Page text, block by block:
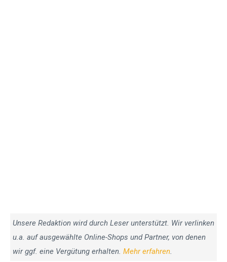
Unsere Redaktion wird durch Leser unterstützt. Wir verlinken
u.a. auf ausgewählte Online-Shops und Partner, von denen
wir ggf. eine Vergütung erhalten. Mehr erfahren.